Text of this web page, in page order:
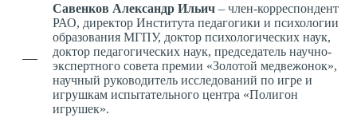
Савенков Александр Ильич – член-корреспондент
РАО, директор Института педагогики и психологии
образования МГПУ, доктор психологических наук,
доктор педагогических наук, председатель научно-
экспертного совета премии «Золотой медвежонок»,
научный руководитель исследований по игре и
игрушкам испытательного центра «Полигон
игрушек».